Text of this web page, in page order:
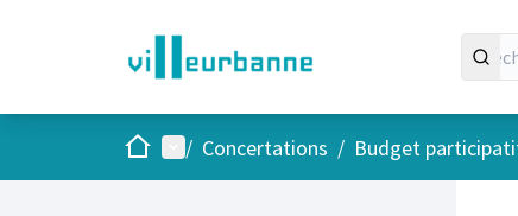
AccueilMenu principal
/ Concertations / Budget